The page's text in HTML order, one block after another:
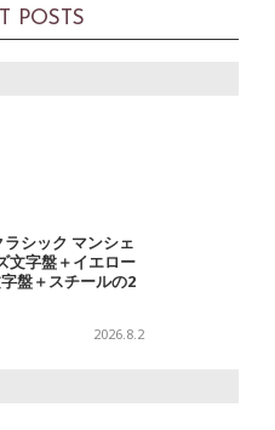
POSTS
シック マンシェ
文字盤＋イエロー
盤＋スチールの2
2026.8.2